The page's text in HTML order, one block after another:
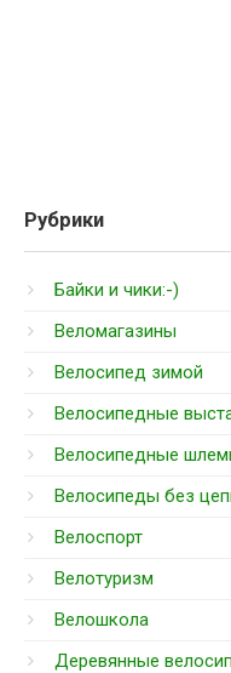
Рубрики
Байки и чики:-)
Веломагазины
Велосипед зимой
Велосипедные
Велосипедные
Велосипеды без
Велоспорт
Велотуризм
Велошкола
Деревянные